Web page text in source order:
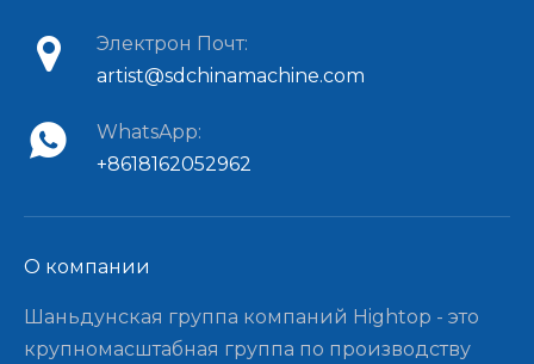
Электрон Почт:
artist@sdchinamachine.com
WhatsApp:
+8618162052962
О компании​​​​​​​
Шаньдунская группа компаний Hightop - это
крупномасштабная группа по производству